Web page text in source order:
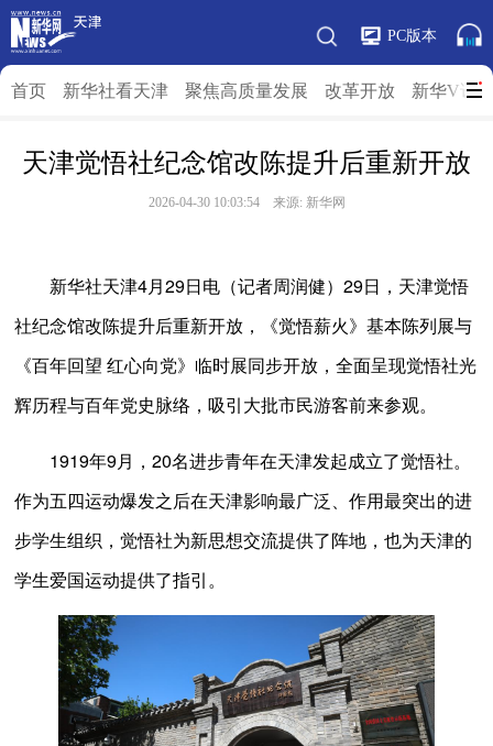
PC版本
首页 新华社看天津 聚焦高质量发展 改革开放 新华V访
天津觉悟社纪念馆改陈提升后重新开放
2026-04-30 10:03:54 来源: 新华网
新华社天津4月29日电（记者周润健）29日，天津觉悟
社纪念馆改陈提升后重新开放，《觉悟薪火》基本陈列展与
《百年回望 红心向党》临时展同步开放，全面呈现觉悟社光
辉历程与百年党史脉络，吸引大批市民游客前来参观。
1919年9月，20名进步青年在天津发起成立了觉悟社。
作为五四运动爆发之后在天津影响最广泛、作用最突出的进
步学生组织，觉悟社为新思想交流提供了阵地，也为天津的
学生爱国运动提供了指引。